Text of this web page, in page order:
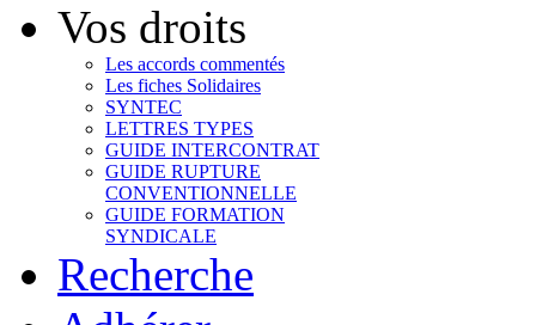
Vos droits
Les accords commentés
Les fiches Solidaires
SYNTEC
LETTRES TYPES
GUIDE INTERCONTRAT
GUIDE RUPTURE
CONVENTIONNELLE
GUIDE FORMATION
SYNDICALE
Recherche